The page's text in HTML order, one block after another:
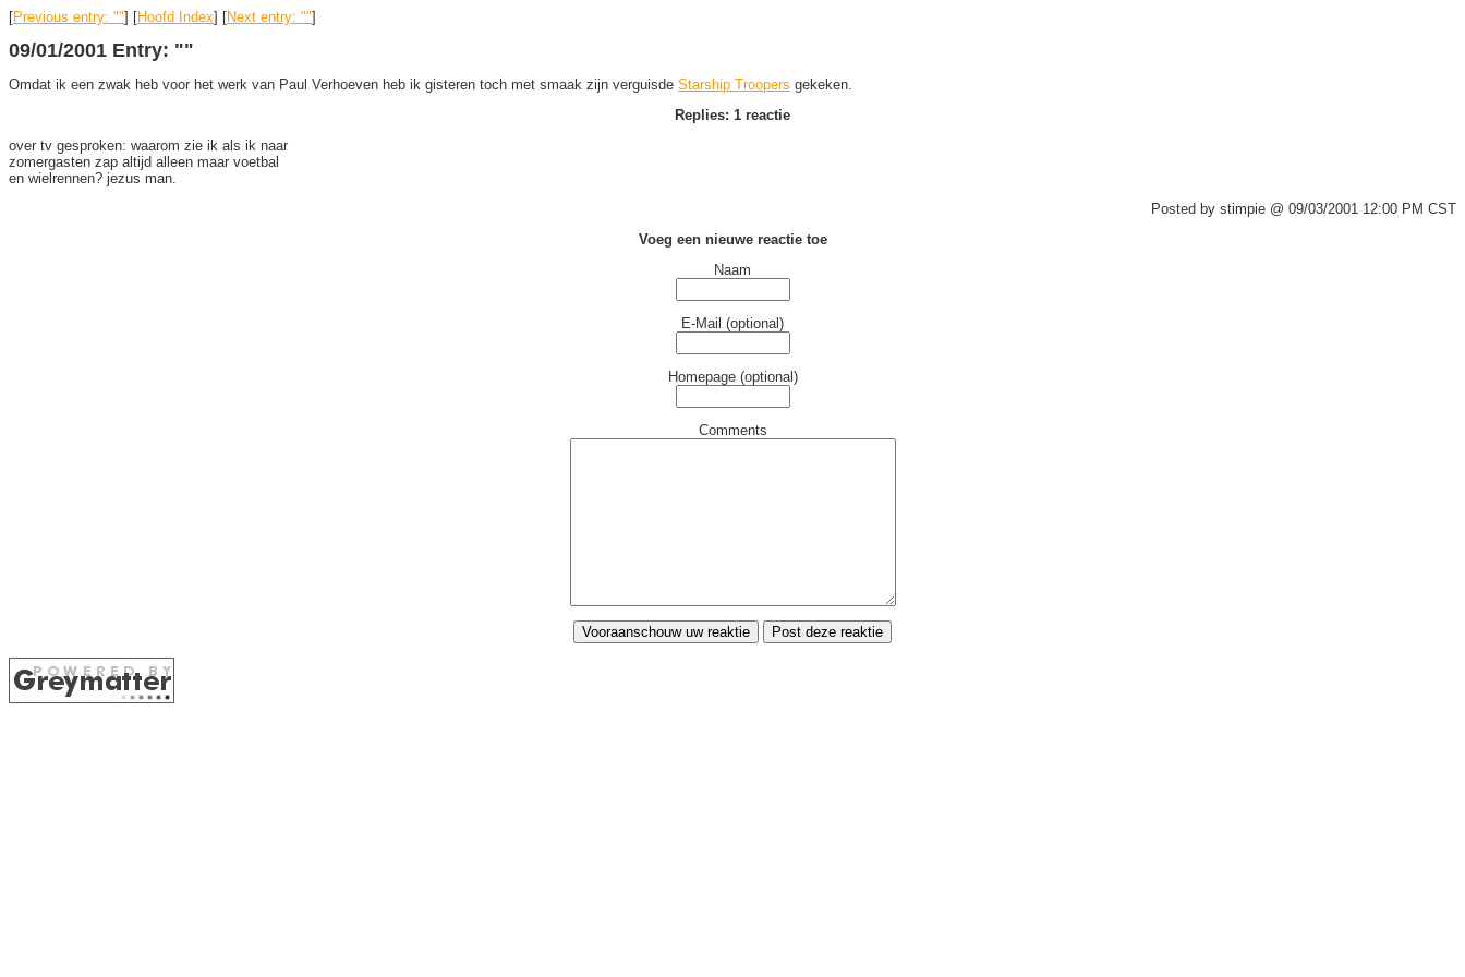
[Previous entry: ""] [Hoofd Index] [Next entry: ""]
09/01/2001 Entry: ""
Omdat ik een zwak heb voor het werk van Paul Verhoeven heb ik gisteren toch met smaak zijn verguisde Starship Troopers gekeken.
Replies: 1 reactie
over tv gesproken: waarom zie ik als ik naar
zomergasten zap altijd alleen maar voetbal
en wielrennen? jezus man.
Posted by stimpie @ 09/03/2001 12:00 PM CST
Voeg een nieuwe reactie toe
Naam
E-Mail (optional)
Homepage (optional)
Comments